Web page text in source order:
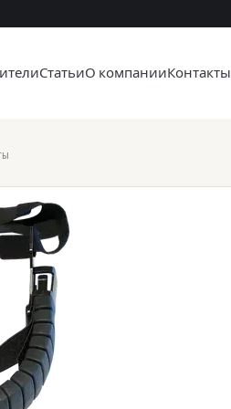
СтатьиО компанииКонтакты